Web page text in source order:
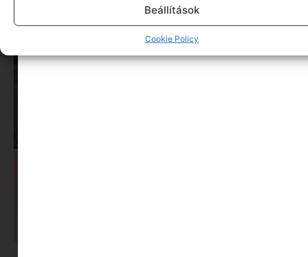
Beállítások
Cookie Policy